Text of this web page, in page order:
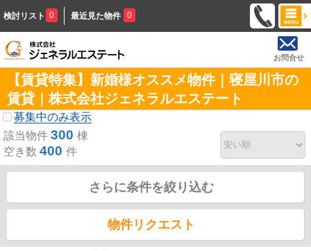
検討リスト 0 最近見た物件 0
お問合せ
【賃貸特集】新婚様オススメ物件｜寝屋川市の
賃貸｜株式会社ジェネラルエステート
募集中のみ表示
該当物件 300 棟
空き数 400 件
さらに条件を絞り込む
物件リクエスト